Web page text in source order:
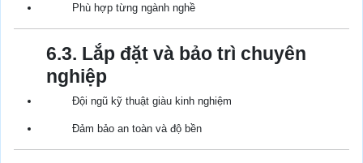
Phù hợp từng ngành nghề
6.3. Lắp đặt và bảo trì chuyên
nghiệp
Đội ngũ kỹ thuật giàu kinh nghiệm
Đảm bảo an toàn và độ bền